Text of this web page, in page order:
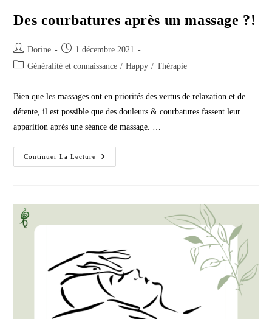
Des courbatures après un massage ?!
Auteur/autrice
de
Dorine
Publication
publiée :
1 décembre 2021
PostGénéralité et connaissance / Happy / Thérapie
Bien que les massages ont en priorités des vertus de relaxation et de
détente, il est possible que des douleurs & courbatures fassent leur
apparition après une séance de massage. …
Continuer La Lecture
Des
Courbatures